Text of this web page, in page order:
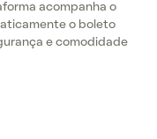
acompanha o
o boleto
e comodidade